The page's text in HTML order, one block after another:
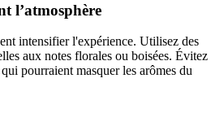
l’atmosphère
intensifier l'expérience. Utilisez des
aux notes florales ou boisées. Évitez
pourraient masquer les arômes du